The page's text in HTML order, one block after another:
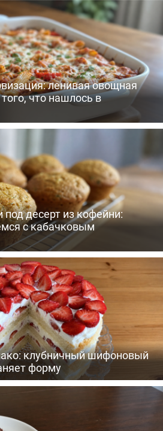
ленивая овощная
что нашлось в
десерт из кофейни:
с кабачковым
клубничный шифоновый
форму